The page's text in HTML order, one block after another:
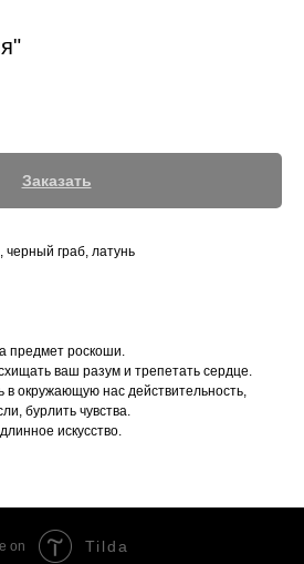
Заказать
черный граб, латунь
предмет роскоши.
ваш разум и трепетать сердце.
в окружающую нас действительность,
бурлить чувства.
искусство.
on Tilda